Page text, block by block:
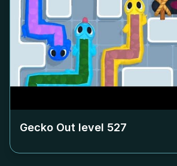
Gecko Out level 527